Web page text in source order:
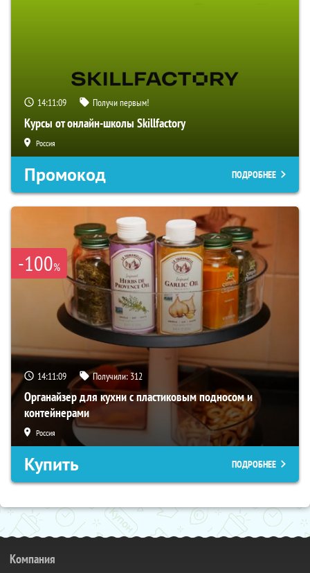
14:11:08 Получи первым!
Курсы от онлайн-школы Skillfactory
Россия
Промокод ПОДРОБНЕЕ
-100%
14:11:08 Получили: 312
Органайзер для кухни с пластиковым подносом и
контейнерами
Россия
Купить ПОДРОБНЕЕ
Компания